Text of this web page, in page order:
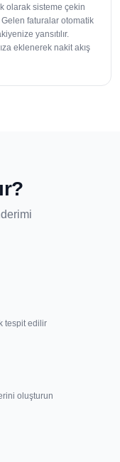
olarak sisteme çekin
faturalar otomatik
yansıtılır.
eklenerek nakit akış
tespit edilir
oluşturun